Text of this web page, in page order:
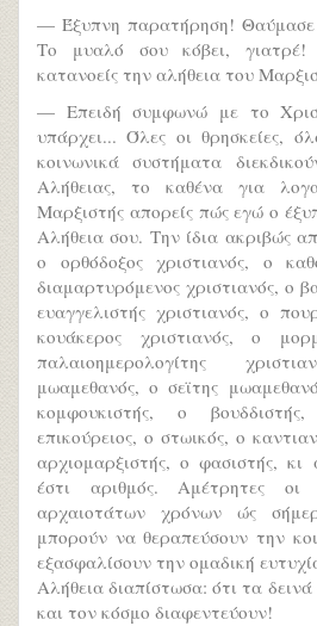
— Έξυπνη παρατήρηση! Θαύμασε
Το μυαλό σου κόβει,
κατανοείς την αλήθεια του
— Επειδή συμφωνώ με το
υπάρχει... Όλες οι θρησκείες,
κοινωνικά συστήματα
Αλήθειας, το καθένα για
Μαρξιστής απορείς πώς εγώ ο
Αλήθεια σου. Την ίδια ακριβώς
ο ορθόδοξος χριστιανός, ο
διαμαρτυρόμενος χριστιανός, ο
ευαγγελιστής χριστιανός, ο
κουάκερος χριστιανός, ο
παλαιοημερολογίτης
μωαμεθανός, ο σεϊτης
κομφουκιστής, ο
επικούρειος, ο στωικός, ο
αρχιομαρξιστής, ο φασιστής,
έστι αριθμός. Αμέτρητες
αρχαιοτάτων χρόνων ώς
μπορούν να θεραπεύσουν την
εξασφαλίσουν την ομαδική
Αλήθεια διαπίστωσα: ότι τα
και τον κόσμο διαφεντεύουν!